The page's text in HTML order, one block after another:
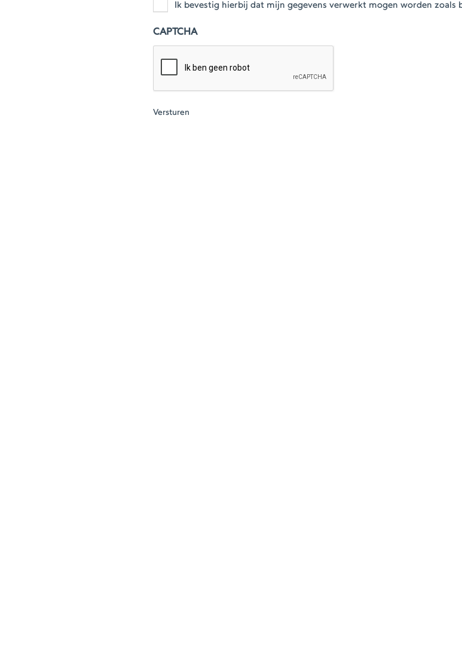
Ik bevestig hierbij dat mijn gegevens verwerkt mogen worden zoals
CAPTCHA